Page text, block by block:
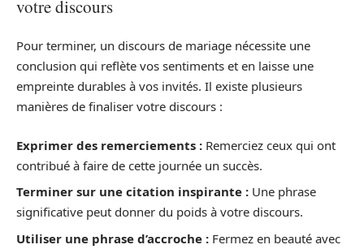
votre discours
Pour terminer, un discours de mariage nécessite une
conclusion qui reflète vos sentiments et en laisse une
empreinte durables à vos invités. Il existe plusieurs
manières de finaliser votre discours :
Exprimer des remerciements : Remerciez ceux qui ont
contribué à faire de cette journée un succès.
Terminer sur une citation inspirante : Une phrase
significative peut donner du poids à votre discours.
Utiliser une phrase d’accroche : Fermez en beauté avec